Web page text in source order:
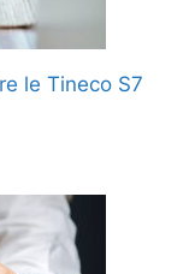
le Tineco S7